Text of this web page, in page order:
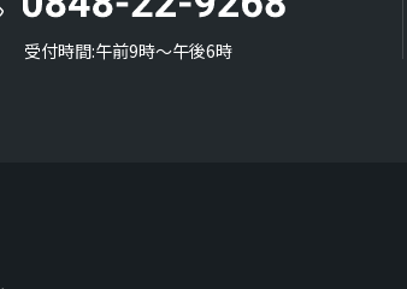
受付時間:午前9時〜午後6時